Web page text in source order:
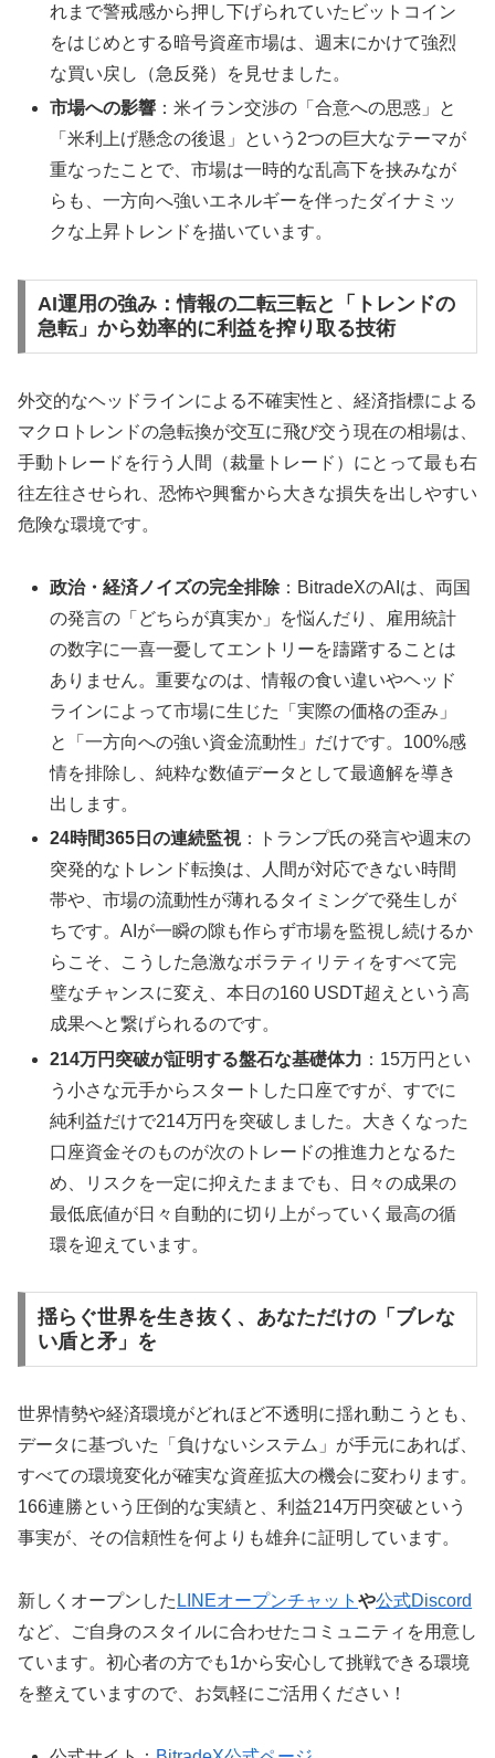
れまで警戒感から押し下げられていたビットコイン
をはじめとする暗号資産市場は、週末にかけて強烈
な買い戻し（急反発）を見せました。
市場への影響 ：米イラン交渉の「合意への思惑」と
「米利上げ懸念の後退」という2つの巨大なテーマが
重なったことで、市場は一時的な乱高下を挟みなが
らも、一方向へ強いエネルギーを伴ったダイナミッ
クな上昇トレンドを描いています。
AI運用の強み：情報の二転三転と「トレンドの
急転」から効率的に利益を搾り取る技術
外交的なヘッドラインによる不確実性と、経済指標による
マクロトレンドの急転換が交互に飛び交う現在の相場は、
手動トレードを行う人間（裁量トレード）にとって最も右
往左往させられ、恐怖や興奮から大きな損失を出しやすい
危険な環境です。
政治・経済ノイズの完全排除：BitradeXのAIは、両国
の発言の「どちらが真実か」を悩んだり、雇用統計
の数字に一喜一憂してエントリーを躊躇することは
ありません。重要なのは、情報の食い違いやヘッド
ラインによって市場に生じた「実際の価格の歪み」
と「一方向への強い資金流動性」だけです。100%感
情を排除し、純粋な数値データとして最適解を導き
出します。
24時間365日の連続監視：トランプ氏の発言や週末の
突発的なトレンド転換は、人間が対応できない時間
帯や、市場の流動性が薄れるタイミングで発生しが
ちです。AIが一瞬の隙も作らず市場を監視し続けるか
らこそ、こうした急激なボラティリティをすべて完
璧なチャンスに変え、本日の160 USDT超えという高
成果へと繋げられるのです。
214万円突破が証明する盤石な基礎体力 ：15万円とい
う小さな元手からスタートした口座ですが、すでに
純利益だけで214万円を突破しました。大きくなった
口座資金そのものが次のトレードの推進力となるた
め、リスクを一定に抑えたままでも、日々の成果の
最低底値が日々自動的に切り上がっていく最高の循
環を迎えています。
揺らぐ世界を生き抜く、あなただけの「ブレな
い盾と矛」を
世界情勢や経済環境がどれほど不透明に揺れ動こうとも、
データに基づいた「負けないシステム」が手元にあれば、
すべての環境変化が確実な資産拡大の機会に変わります。
166連勝という圧倒的な実績と、利益214万円突破という
事実が、その信頼性を何よりも雄弁に証明しています。
新しくオープンした LINEオープンチャット や公式Discord
など、ご自身のスタイルに合わせたコミュニティを用意し
ています。初心者の方でも1から安心して挑戦できる環境
を整えていますので、お気軽にご活用ください！